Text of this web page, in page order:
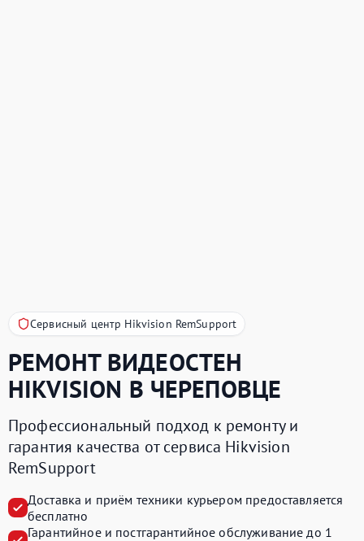
Сервисный центр Hikvision RemSupport
РЕМОНТ ВИДЕОСТЕН
HIKVISION В ЧЕРЕПОВЦЕ
Профессиональный подход к ремонту и
гарантия качества от сервиса Hikvision
RemSupport
Доставка и приём техники курьером предоставляется
бесплатно
Гарантийное и постгарантийное обслуживание до 1